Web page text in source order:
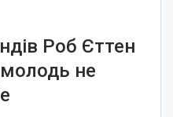
Роб Єттен
молодь не